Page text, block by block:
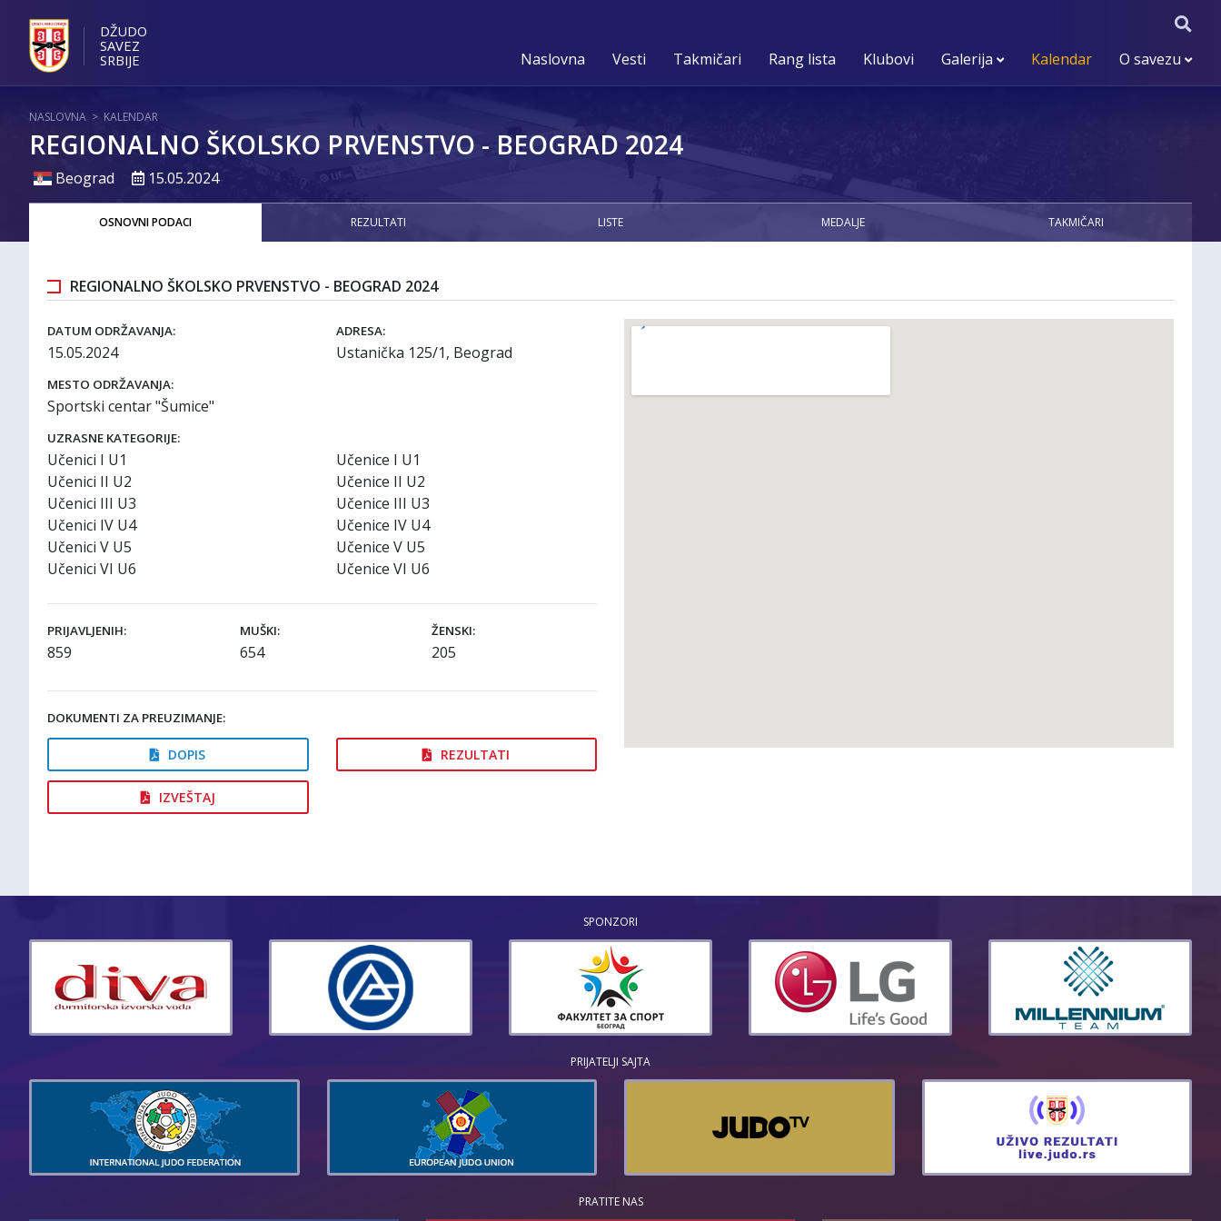
DŽUDO
SAVEZ
SRBIJE
Naslovna Vesti Takmičari Rang lista Klubovi Galerija Kalendar O savezu
NASLOVNA > KALENDAR
REGIONALNO ŠKOLSKO PRVENSTVO - BEOGRAD 2024
Beograd 15.05.2024
OSNOVNI PODACI REZULTATI LISTE MEDALJE TAKMIČARI
REGIONALNO ŠKOLSKO PRVENSTVO - BEOGRAD 2024
DATUM ODRŽAVANJA:
15.05.2024
ADRESA:
Ustanička 125/1, Beograd
MESTO ODRŽAVANJA:
Sportski centar "Šumice"
UZRASNE KATEGORIJE:
Učenici I U1
Učenice I U1
Učenici II U2
Učenice II U2
Učenici III U3
Učenice III U3
Učenici IV U4
Učenice IV U4
Učenici V U5
Učenice V U5
Učenici VI U6
Učenice VI U6
PRIJAVLJENIH:
859
MUŠKI:
654
ŽENSKI:
205
DOKUMENTI ZA PREUZIMANJE:
DOPIS REZULTATI
IZVEŠTAJ
SPONZORI
PRIJATELJI SAJTA
PRATITE NAS